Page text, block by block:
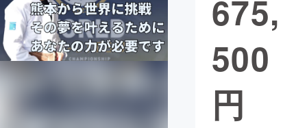
テクノロジー・ガジェット ゲーム・サ
映像・映画
まちづくり・地域活性化
675,
500
円